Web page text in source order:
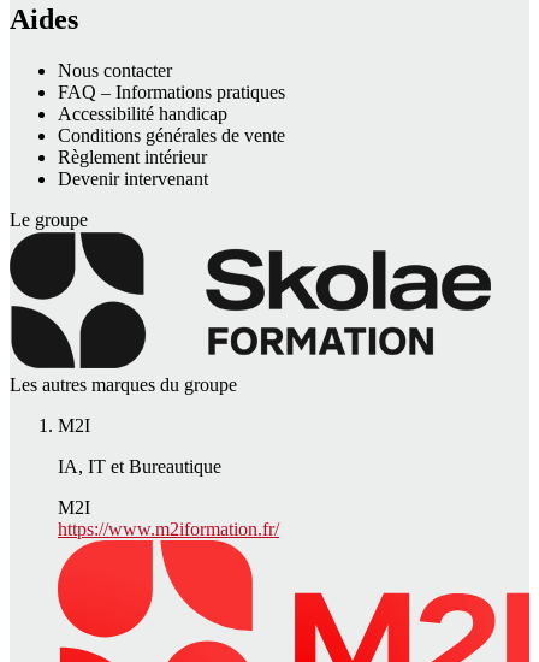
Aides
Nous contacter
FAQ – Informations pratiques
Accessibilité handicap
Conditions générales de vente
Règlement intérieur
Devenir intervenant
Le groupe
Les autres marques du groupe
M2I
IA, IT et Bureautique
M2I
https://www.m2iformation.fr/